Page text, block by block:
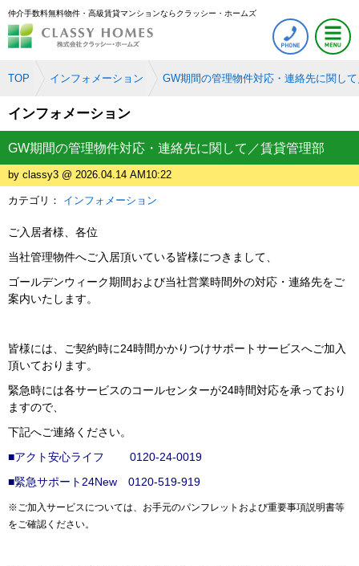
仲介手数料無料物件・高級賃貸マンションならクラッシー・ホームズ
TOP インフォメーション GW期間の管理物件対応・連絡先に関し
インフォメーション
GW期間の管理物件対応・連絡先に関して／賃貸管理部
by classy3 @ 2026.04.14 AM10:22
カテゴリ： インフォメーション
ご入居者様、各位
当社管理物件へご入居頂いている皆様につきまして、
ゴールデンウィーク期間および当社営業時間外の対応・連絡先をご
案内いたします。
皆様には、ご契約時に24時間かかりつけサポートサービスへご加入
頂いております。
緊急時には各サービスのコールセンターが24時間対応を承っており
ますので、
下記へご連絡ください。
■アクト安心ライフ 0120-24-0019
■緊急サポート24New 0120-519-919
※ご加入サービスについては、お手元のパンフレットおよび重要事項説明書等
をご確認ください。